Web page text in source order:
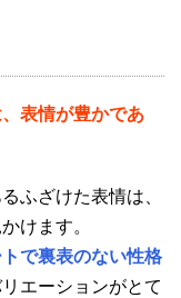
表情が豊かであ
ふざけた表情は、
けます。
で裏表のない性格
エーションがとて